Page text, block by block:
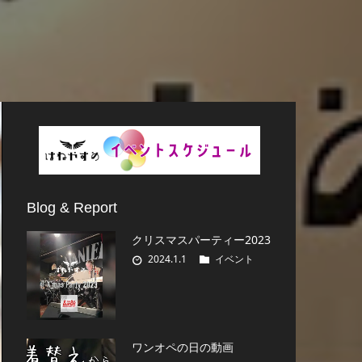
Blog & Report
クリスマスパーティー2023
2024.1.1 イベント
ワンオペの日の動画